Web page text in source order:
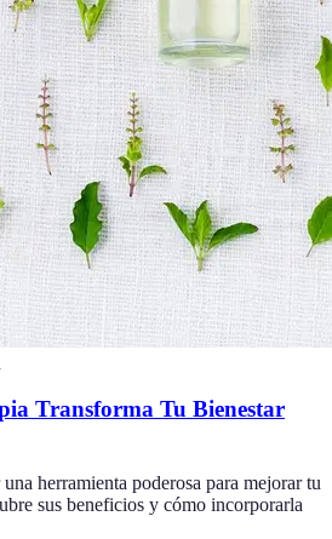
Transforma Tu Bienestar
herramienta poderosa para mejorar tu
sus beneficios y cómo incorporarla